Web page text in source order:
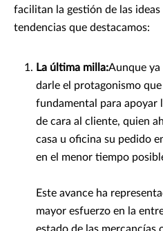
facilitan la gestión de las ideas
tendencias que destacamos:
La última milla:Aunque ya
darle el protagonismo
fundamental para apoyar
de cara al cliente, quien
casa u oficina su pedido
en el menor tiempo
Este avance ha
mayor esfuerzo en la